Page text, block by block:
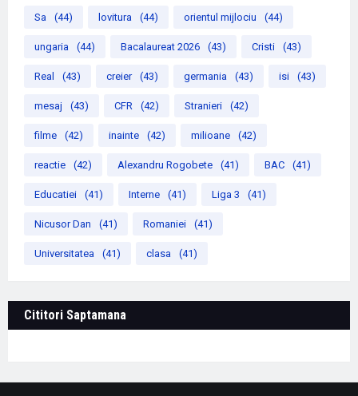
Sa (44) lovitura (44) orientul mijlociu (44)
ungaria (44) Bacalaureat 2026 (43) Cristi (43)
Real (43) creier (43) germania (43) isi (43)
mesaj (43) CFR (42) Stranieri (42)
filme (42) inainte (42) milioane (42)
reactie (42) Alexandru Rogobete (41) BAC (41)
Educatiei (41) Interne (41) Liga 3 (41)
Nicusor Dan (41) Romaniei (41)
Universitatea (41) clasa (41)
Cititori Saptamana